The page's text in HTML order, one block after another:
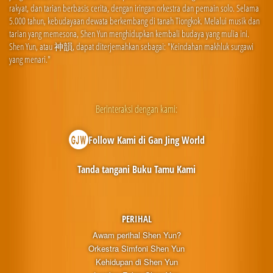
rakyat, dan tarian berbasis cerita, dengan iringan orkestra dan pemain solo. Selama
5.000 tahun, kebudayaan dewata berkembang di tanah Tiongkok. Melalui musik dan
tarian yang memesona, Shen Yun menghidupkan kembali budaya yang mulia ini.
Shen Yun, atau 神韻, dapat diterjemahkan sebagai: "Keindahan makhluk surgawi
yang menari."
PERIHAL
Awam perihal Shen Yun?
Orkestra Simfoni Shen Yun
Kehidupan di Shen Yun
Berinteraksi dengan kami:
Follow Kami di Gan Jing World
Tanda tangani Buku Tamu Kami